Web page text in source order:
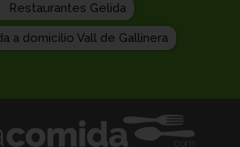
Restaurantes Gelida
a domicilio Vall de Gallinera